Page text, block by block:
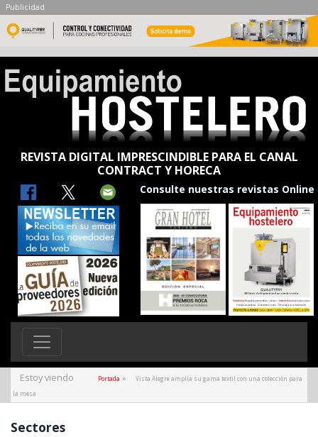
Publicidad
REVISTA DIGITAL IMPRESCINDIBLE PARA EL CANAL
CONTRACT Y HORECA
Consulte nuestras revistas Online
Estoy viendo Portada »
Vista Alegre amplía su gama textil con una colección para
la mesa
Sectores